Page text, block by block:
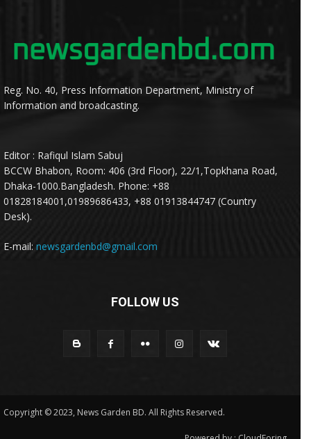
Reg. No. 40, Press Information Department, Ministry of
Information and broadcasting.
Editor : Rafiqul Islam Sabuj
BCCW Bhabon, Room: 406 (3rd Floor), 22/1,Topkhana Road,
Dhaka-1000.Bangladesh. Phone: +88
01828184001,01989686433, +88 01913844747 (Country
Desk).
E-mail: newsgardenbd@gmail.com
FOLLOW US
Copyright © 2023, News Garden BD. All Rights Reserved.